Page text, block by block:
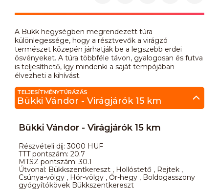
A Bükk hegységben megrendezett túra
különlegessége, hogy a résztvevők a virágzó
természet közepén járhatják be a legszebb erdei
ösvényeket. A túra többféle távon, gyalogosan és futva
is teljesíthető, így mindenki a saját tempójában
élvezheti a kihívást.
TELJESÍTMÉNYTÚRÁZÁS
Bükki Vándor - Virágjárók 15 km
Bükki Vándor - Virágjárók 15 km
Részvételi díj: 3000 HUF
TTT pontszám: 20.7
MTSZ pontszám: 30.1
Útvonal: Bükkszentkereszt , Hollóstető , Rejtek ,
Csúnya-völgy , Hór-völgy , Őr-hegy , Boldogasszony
gyógyítókövek Bükkszentkereszt